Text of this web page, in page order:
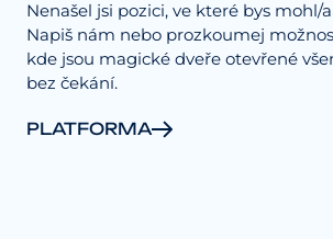
Nenašel jsi pozici, ve které bys mohl/
Napiš nám nebo prozkoumej
kde jsou magické dveře otevřené
bez čekání.
PLATFORMA